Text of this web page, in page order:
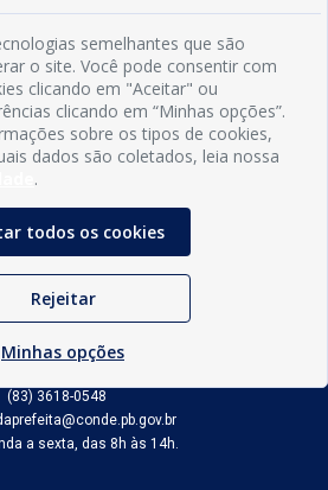
INFORMAÇÕES
de Conde - PB
08.916.645/0001-80
(83) 3618-0548
a sexta, das 8h às 14h.
semelhantes que são
o site. Você pode consentir com
clicando em "Aceitar" ou
clicando em “Minhas opções”.
sobre os tipos de cookies,
dados são coletados, leia nossa
.
todos os cookies
Rejeitar
Minhas opções